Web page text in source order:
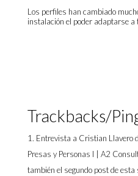
Los perfiles han cambiado
instalación el poder adaptarse a
Trackbacks/
Entrevista a Cristian Llavero
Presas y Personas I | A2
también el segundo post de